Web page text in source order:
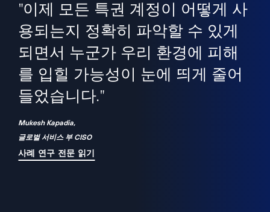
"이제 모든 특권 계정이 어떻게 사
용되는지 정확히 파악할 수 있게
되면서 누군가 우리 환경에 피해
를 입힐 가능성이 눈에 띄게 줄어
들었습니다."
Mukesh Kapadia,
글로벌 서비스 부 CISO
사례 연구 전문 읽기